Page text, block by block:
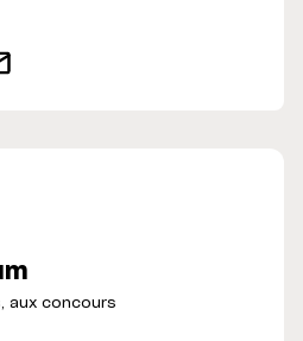
aux concours